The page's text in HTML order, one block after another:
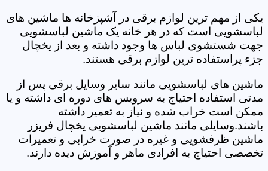
یکی از مهم ترین لوازم برقی در آشپزخانه ها ماشین های
لباسشویی است که در هر خانه یک ماشین لباسشویی
جهت شستشوی لباس ها وجود داشته و بعد از یخچال
جزء پراستفاده ترین لوازم برقی هستند.
ماشین های لباسشویی مانند سایر وسایل برقی پس از
مدتی استفاده احتیاج به سرویس های دوره ای داشته و یا
ممکن است خراب شده و نیاز به تعمیر داشته
باشند.وسایلی مانند ماشین لباسشویی یخچال فریزر
ماشین ظرفشویی و غیره در صورت خرابی و تعمیرات
تخصصی احتیاج به افرادی ماهر و آموزش دیده دارند.